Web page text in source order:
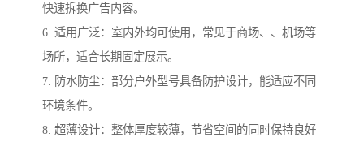
快速拆换广告内容。
6. 适用广泛：室内外均可使用，常见于商场、、机场等
场所，适合长期固定展示。
7. 防水防尘：部分户外型号具备防护设计，能适应不同
环境条件。
8. 超薄设计：整体厚度较薄，节省空间的同时保持良好